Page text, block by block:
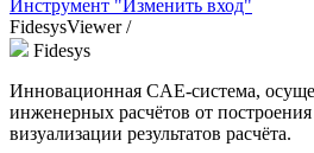
Инструмент "Изменить вход"
FidesysViewer/
Fidesys
Инновационная CAE-система,
инженерных расчётов от
визуализации результатов расчёта.